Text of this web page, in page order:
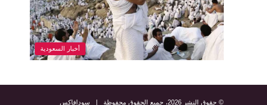
أخبار السعودية
© حقوق النشر 2026، جميع الحقوق محفوظة | سودافاكس